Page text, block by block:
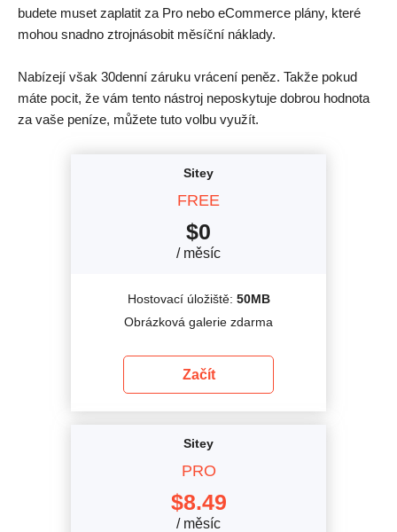
budete muset zaplatit za Pro nebo eCommerce plány, které
mohou snadno ztrojnásobit měsíční náklady.
Nabízejí však 30denní záruku vrácení peněz. Takže pokud
máte pocit, že vám tento nástroj neposkytuje dobrou hodnota
za vaše peníze, můžete tuto volbu využít.
Sitey
FREE
$0
/ měsíc
Hostovací úložiště: 50MB
Obrázková galerie zdarma
Začít
Sitey
PRO
$8.49
/ měsíc